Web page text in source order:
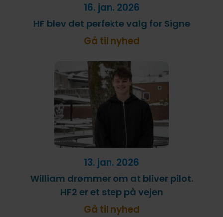
16. jan. 2026
HF blev det perfekte valg for Signe
Gå til nyhed
13. jan. 2026
William drømmer om at bliver pilot.
HF2 er et step på vejen
Gå til nyhed